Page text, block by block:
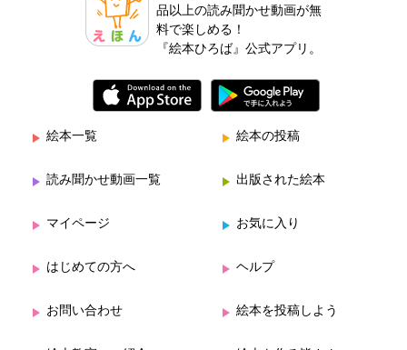
品以上の読み聞かせ動画が無
料で楽しめる！
『絵本ひろば』公式アプリ。
絵本一覧 絵本の投稿
読み聞かせ動画一覧 出版された絵本
マイページ お気に入り
はじめての方へ ヘルプ
お問い合わせ 絵本を投稿しよう